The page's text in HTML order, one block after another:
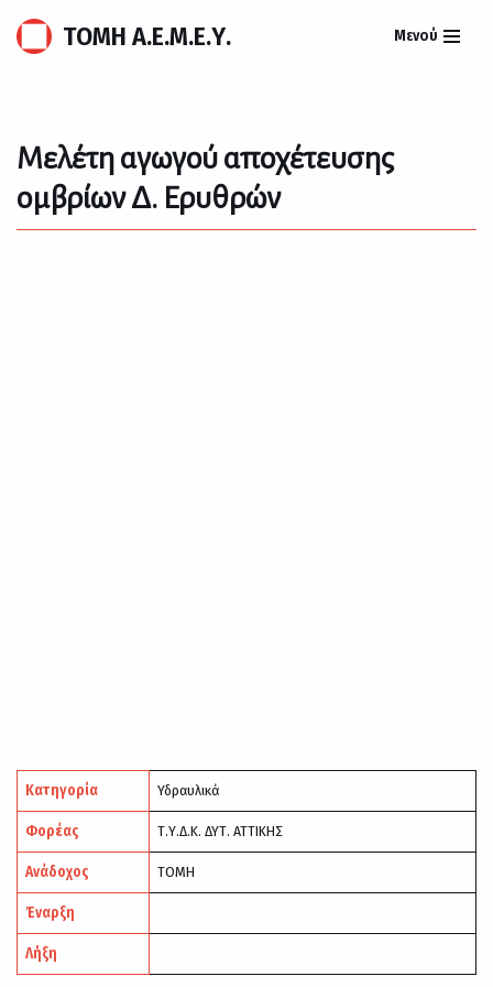
Μεταπηδήστε
ΤΟΜΗ Α.Ε.Μ.Ε.Υ. Μενού
Μελέτη αγωγού αποχέτευσης
ομβρίων Δ. Ερυθρών
Κατηγορία Υδραυλικά
Φορέας Τ.Υ.Δ.Κ. ΔΥΤ. ΑΤΤΙΚΗΣ
Ανάδοχος ΤΟΜΗ
Έναρξη
Λήξη